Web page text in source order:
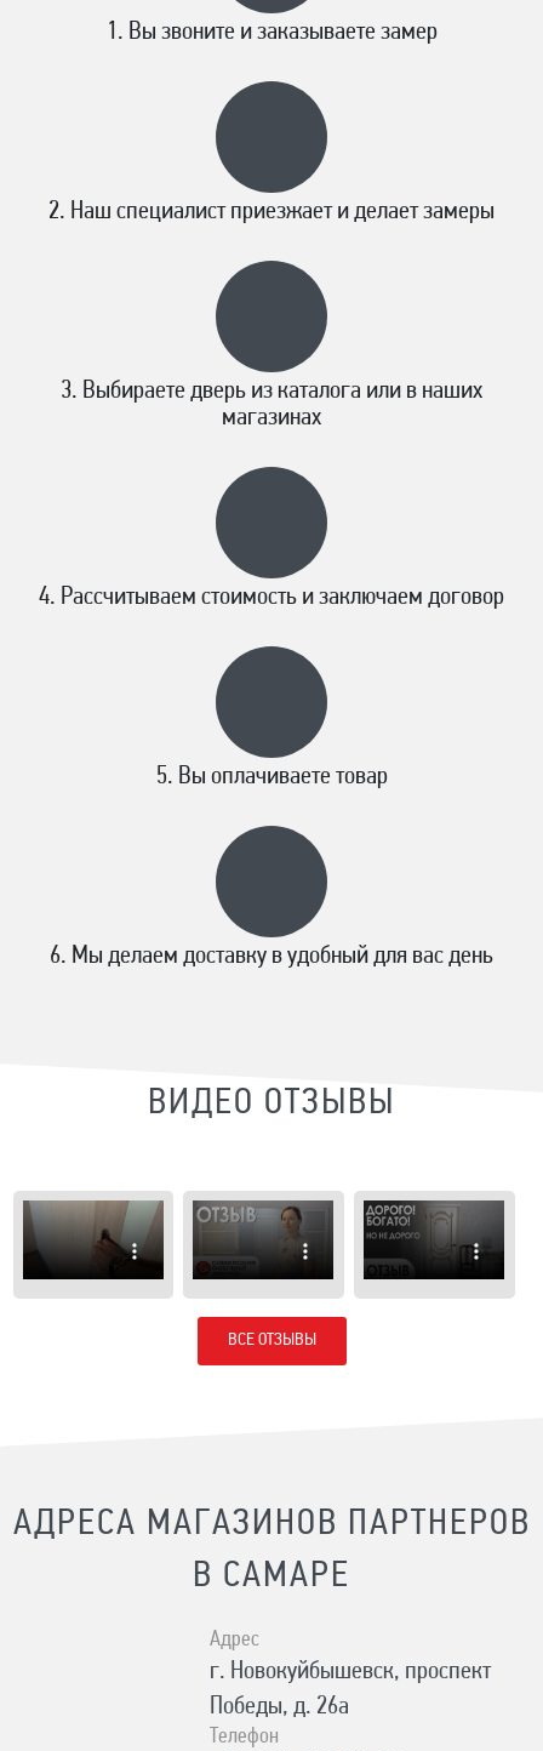
Вы звоните и заказываете замер
Наш специалист приезжает и делает замеры
Выбираете дверь из каталога или в наших
магазинах
Рассчитываем стоимость и заключаем договор
Вы оплачиваете товар
Мы делаем доставку в удобный для вас день
ВИДЕО ОТЗЫВЫ
ВСЕ ОТЗЫВЫ
АДРЕСА МАГАЗИНОВ ПАРТНЕРОВ
В САМАРЕ
Адрес
г. Новокуйбышевск, проспект
Победы, д. 26а
Телефон